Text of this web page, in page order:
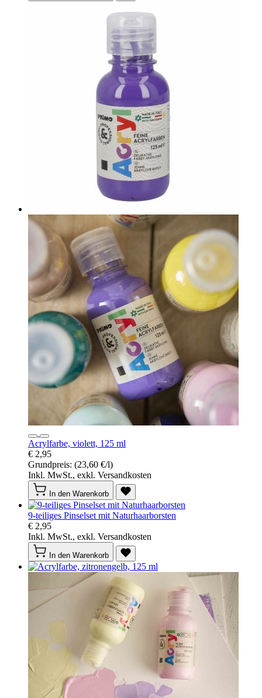
Acrylfarbe, violett, 125 ml
€ 2,95
Grundpreis: (23,60 €/l)
Inkl. MwSt., exkl. Versandkosten
In den Warenkorb
9-teiliges Pinselset mit Naturhaarborsten
€ 2,95
Inkl. MwSt., exkl. Versandkosten
In den Warenkorb